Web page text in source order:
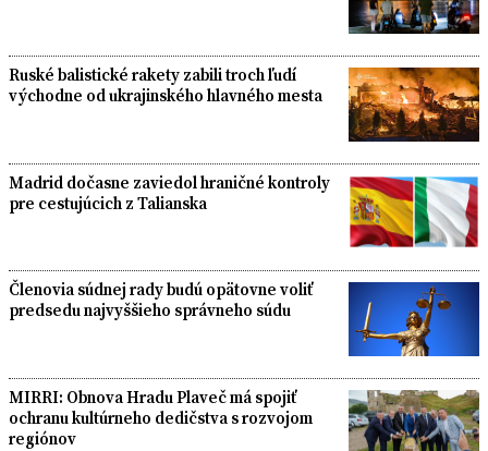
Ruské balistické rakety zabili troch ľudí
východne od ukrajinského hlavného mesta
Madrid dočasne zaviedol hraničné kontroly
pre cestujúcich z Talianska
Členovia súdnej rady budú opätovne voliť
predsedu najvyššieho správneho súdu
MIRRI: Obnova Hradu Plaveč má spojiť
ochranu kultúrneho dedičstva s rozvojom
regiónov